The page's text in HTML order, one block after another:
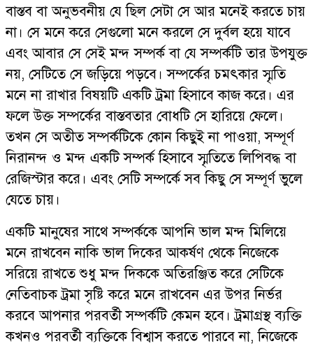
বাস্তব বা অনুভবনীয় যে ছিল সেটা সে আর মনেই করতে চায়
না। সে মনে করে সেগুলো মনে করলে সে দুর্বল হয়ে যাবে
এবং আবার সে সেই মন্দ সম্পর্ক বা যে সম্পর্কটি তার উপযুক্ত
নয়, সেটিতে সে জড়িয়ে পড়বে। সম্পর্কের চমৎকার স্মৃতি
মনে না রাখার বিষয়টি একটি ট্রমা হিসাবে কাজ করে। এর
ফলে উক্ত সম্পর্কের বাস্তবতার বোধটি সে হারিয়ে ফেলে।
তখন সে অতীত সম্পর্কটিকে কোন কিছুই না পাওয়া, সম্পূর্ণ
নিরানন্দ ও মন্দ একটি সম্পর্ক হিসাবে স্মৃতিতে লিপিবদ্ধ বা
রেজিস্টার করে। এবং সেটি সম্পর্কে সব কিছু সে সম্পূর্ণ ভুলে
যেতে চায়।
একটি মানুষের সাথে সম্পর্ককে আপনি ভাল মন্দ মিলিয়ে
মনে রাখবেন নাকি ভাল দিকের আকর্ষণ থেকে নিজেকে
সরিয়ে রাখতে শুধু মন্দ দিককে অতিরঞ্জিত করে সেটিকে
নেতিবাচক ট্রমা সৃষ্টি করে মনে রাখবেন এর উপর নির্ভর
করবে আপনার পরবর্তী সম্পর্কটি কেমন হবে। ট্রমাগ্রস্থ ব্যক্তি
কখনও পরবর্তী ব্যক্তিকে বিশ্বাস করতে পারবে না, নিজেকে